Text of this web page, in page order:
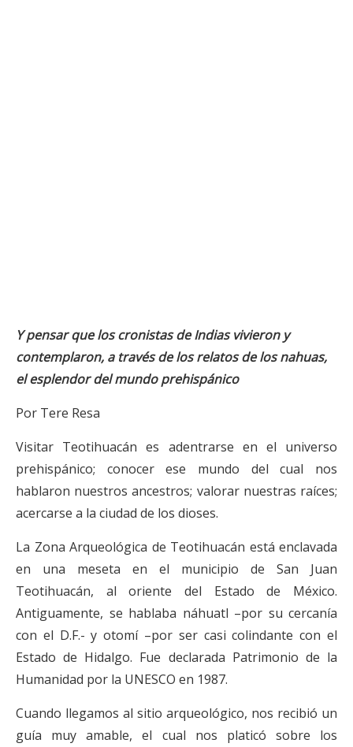
Y pensar que los cronistas de Indias vivieron y
contemplaron, a través de los relatos de los nahuas,
el esplendor del mundo prehispánico
Por Tere Resa
Visitar Teotihuacán es adentrarse en el universo
prehispánico; conocer ese mundo del cual nos
hablaron nuestros ancestros; valorar nuestras raíces;
acercarse a la ciudad de los dioses.
La Zona Arqueológica de Teotihuacán está enclavada
en una meseta en el municipio de San Juan
Teotihuacán, al oriente del Estado de México.
Antiguamente, se hablaba náhuatl –por su cercanía
con el D.F.- y otomí –por ser casi colindante con el
Estado de Hidalgo. Fue declarada Patrimonio de la
Humanidad por la UNESCO en 1987.
Cuando llegamos al sitio arqueológico, nos recibió un
guía muy amable, el cual nos platicó sobre los